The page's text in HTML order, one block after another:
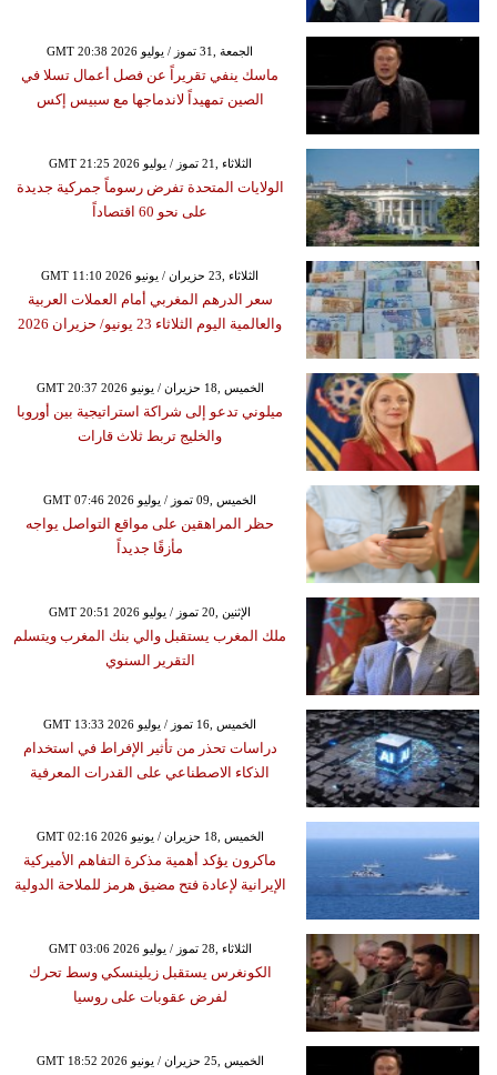
GMT 20:38 2026 الجمعة ,31 تموز / يوليو
ماسك ينفي تقريراً عن فصل أعمال تسلا في
الصين تمهيداً لاندماجها مع سبيس إكس
GMT 21:25 2026 الثلاثاء ,21 تموز / يوليو
الولايات المتحدة تفرض رسوماً جمركية جديدة
على نحو 60 اقتصاداً
GMT 11:10 2026 الثلاثاء ,23 حزيران / يونيو
سعر الدرهم المغربي أمام العملات العربية
والعالمية اليوم الثلاثاء 23 يونيو/ حزيران 2026
GMT 20:37 2026 الخميس ,18 حزيران / يونيو
ميلوني تدعو إلى شراكة استراتيجية بين أوروبا
والخليج تربط ثلاث قارات
GMT 07:46 2026 الخميس ,09 تموز / يوليو
حظر المراهقين على مواقع التواصل يواجه
مأزقًا جديداً
GMT 20:51 2026 الإثنين ,20 تموز / يوليو
ملك المغرب يستقبل والي بنك المغرب ويتسلم
التقرير السنوي
GMT 13:33 2026 الخميس ,16 تموز / يوليو
دراسات تحذر من تأثير الإفراط في استخدام
الذكاء الاصطناعي على القدرات المعرفية
GMT 02:16 2026 الخميس ,18 حزيران / يونيو
ماكرون يؤكد أهمية مذكرة التفاهم الأميركية
الإيرانية لإعادة فتح مضيق هرمز للملاحة الدولية
GMT 03:06 2026 الثلاثاء ,28 تموز / يوليو
الكونغرس يستقبل زيلينسكي وسط تحرك
لفرض عقوبات على روسيا
GMT 18:52 2026 الخميس ,25 حزيران / يونيو